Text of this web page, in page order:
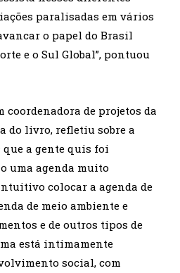
paralisadas em vários
o papel do Brasil
e o Sul Global”, pontuou
coordenadora de projetos da
do livro, refletiu sobre a
que a gente quis foi
uma agenda muito
colocar a agenda de
de meio ambiente e
e de outros tipos de
está intimamente
social, com